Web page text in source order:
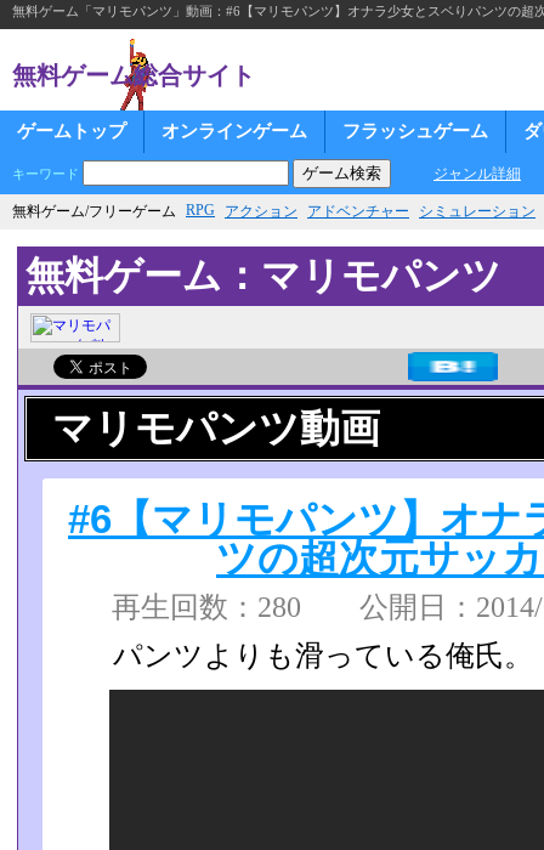
無料ゲーム「マリモパンツ」動画：#6【マリモパンツ】オナラ少女とスベりパンツの超
無料ゲーム総合サイト
ゲームトップ オンラインゲーム フラッシュゲーム
キーワード ジャンル詳細
無料ゲーム/フリーゲーム RPG アクション アドベンチャー シミュレーション
無料ゲーム：マリモパンツ
マリモパンツ動画
#6【マリモパンツ】オナ
ツの超次元サッ
再生回数：280 公開日：
パンツよりも滑っている俺氏。